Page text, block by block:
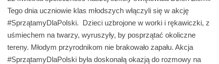
Tego dnia uczniowie klas młodszych włączyli się w akcję
#SprzątamyDlaPolski. Dzieci uzbrojone w worki i rękawiczki, z
uśmiechem na twarzy, wyruszyły, by posprzątać okoliczne
tereny. Młodym przyrodnikom nie brakowało zapału. Akcja
#SprzątamyDlaPolski była doskonałą okazją do rozmowy na